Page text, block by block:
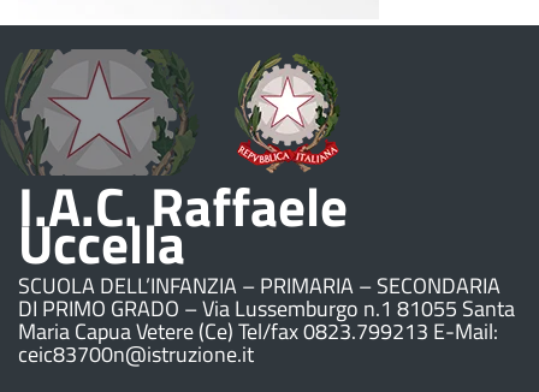
I.A.C. Raffaele
Uccella
SCUOLA DELL’INFANZIA – PRIMARIA – SECONDARIA
DI PRIMO GRADO – Via Lussemburgo n.1 81055 Santa
Maria Capua Vetere (Ce) Tel/fax 0823.799213 E-Mail:
ceic83700n@istruzione.it